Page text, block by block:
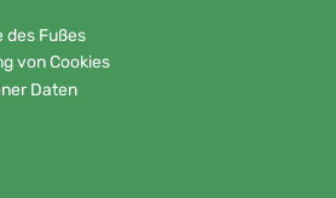
des Fußes
von Cookies
Daten